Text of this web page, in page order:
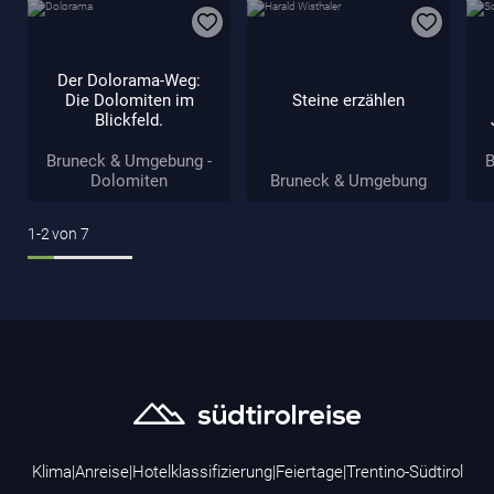
Der Dolorama-Weg:
Die Dolomiten im
Blickfeld.
Bruneck & Umgebung -
Dolomiten
Steine erzählen
Bruneck & Umgebung
1-2von 7
Klima|Anreise|Hotelklassifizierung|Feiertage|Trentino-Südtirol